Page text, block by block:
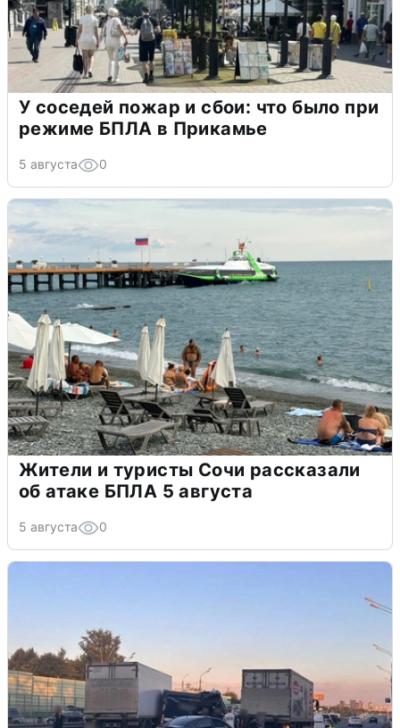
У соседей пожар и сбои: что было при
режиме БПЛА в Прикамье
5 августа 0
Жители и туристы Сочи рассказали
об атаке БПЛА 5 августа
5 августа 0